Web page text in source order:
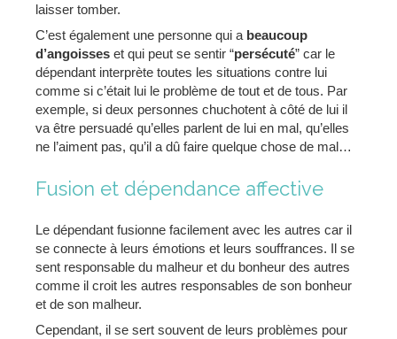
laisser tomber.
C’est également une personne qui a beaucoup
d’angoisses et qui peut se sentir “persécuté” car le
dépendant interprète toutes les situations contre lui
comme si c’était lui le problème de tout et de tous. Par
exemple, si deux personnes chuchotent à côté de lui il
va être persuadé qu’elles parlent de lui en mal, qu’elles
ne l’aiment pas, qu’il a dû faire quelque chose de mal…
Fusion et dépendance affective
Le dépendant fusionne facilement avec les autres car il
se connecte à leurs émotions et leurs souffrances. Il se
sent responsable du malheur et du bonheur des autres
comme il croit les autres responsables de son bonheur
et de son malheur.
Cependant, il se sert souvent de leurs problèmes pour